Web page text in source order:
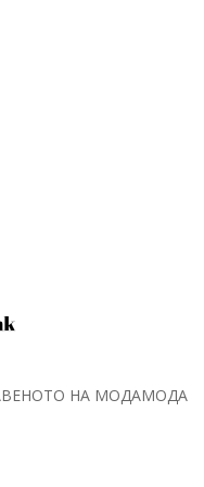
НА МОДАМОДА